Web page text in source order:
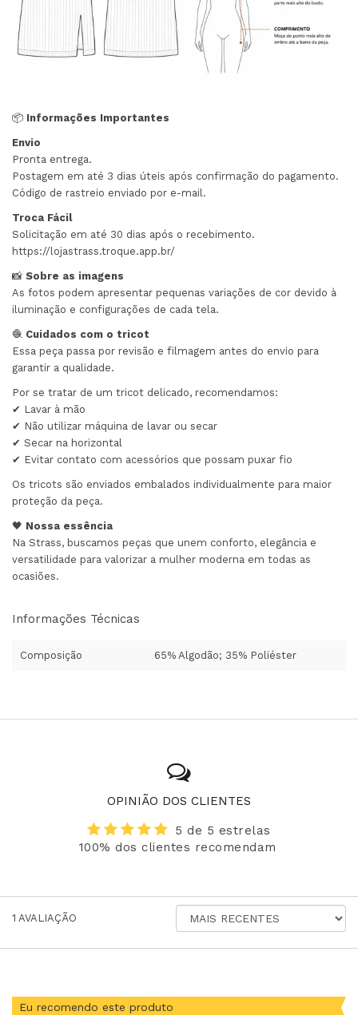
📦 Informações Importantes
Envio
Pronta entrega.
Postagem em até 3 dias úteis após confirmação do pagamento.
Código de rastreio enviado por e-mail.
Troca Fácil
Solicitação em até 30 dias após o recebimento.
https://lojastrass.troque.app.br/
📸 Sobre as imagens
As fotos podem apresentar pequenas variações de cor devido à
iluminação e configurações de cada tela.
🧶 Cuidados com o tricot
Essa peça passa por revisão e filmagem antes do envio para
garantir a qualidade.
Por se tratar de um tricot delicado, recomendamos:
✔ Lavar à mão
✔ Não utilizar máquina de lavar ou secar
✔ Secar na horizontal
✔ Evitar contato com acessórios que possam puxar fio
Os tricots são enviados embalados individualmente para maior
proteção da peça.
🖤 Nossa essência
Na Strass, buscamos peças que unem conforto, elegância e
versatilidade para valorizar a mulher moderna em todas as
ocasiões.
Informações Técnicas
Composição 65% Algodão; 35% Poliéster
OPINIÃO DOS CLIENTES
5 de 5 estrelas
100% dos clientes recomendam
1 AVALIAÇÃO
AVALIAÇÕES
Eu recomendo este produto